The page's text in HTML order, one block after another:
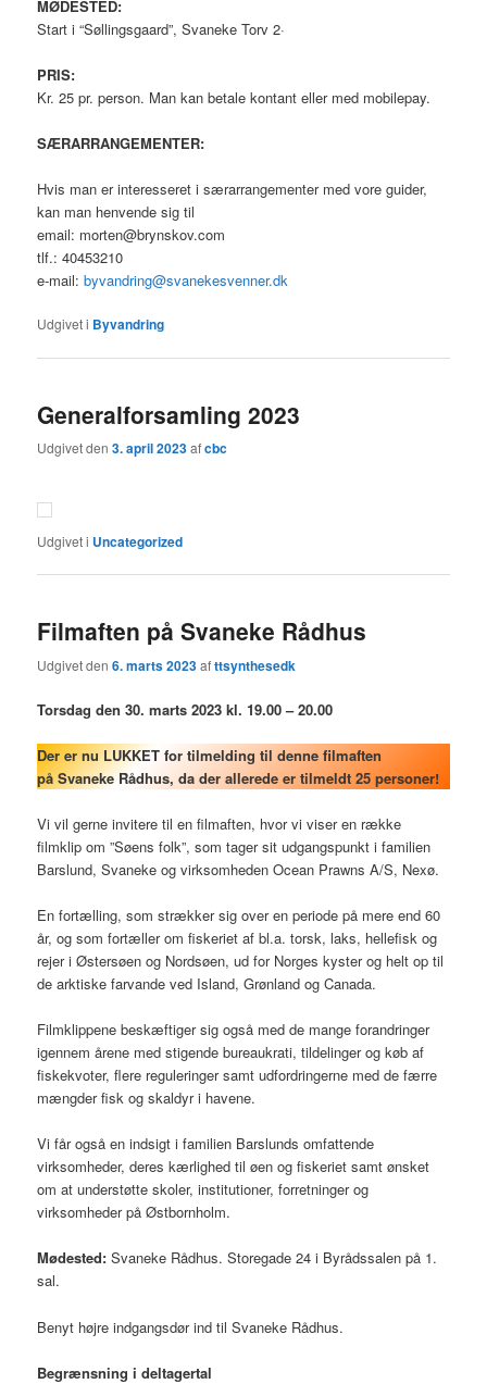
MØDESTED:
Start i “Søllingsgaard”, Svaneke Torv 2·
PRIS:
Kr. 25 pr. person. Man kan betale kontant eller med mobilepay.
SÆRARRANGEMENTER:
Hvis man er interesseret i særarrangementer med vore guider,
kan man henvende sig til
email: morten@brynskov.com
tlf.: 40453210
e-mail:byvandring@svanekesvenner.dk
Udgivet i Byvandring
Generalforsamling 2023
Udgivet den3. april 2023afcbc
Udgivet i Uncategorized
Filmaften på Svaneke Rådhus
Udgivet den6. marts 2023afttsynthesedk
Torsdag den 30. marts 2023 kl. 19.00 – 20.00
Der er nu LUKKET for tilmelding til denne filmaften
på Svaneke Rådhus, da der allerede er tilmeldt 25 personer!
Vi vil gerne invitere til en filmaften, hvor vi viser en række
filmklip om ”Søens folk”, som tager sit udgangspunkt i familien
Barslund, Svaneke og virksomheden Ocean Prawns A/S, Nexø.
En fortælling, som strækker sig over en periode på mere end 60
år, og som fortæller om fiskeriet af bl.a. torsk, laks, hellefisk og
rejer i Østersøen og Nordsøen, ud for Norges kyster og helt op til
de arktiske farvande ved Island, Grønland og Canada.
Filmklippene beskæftiger sig også med de mange forandringer
igennem årene med stigende bureaukrati, tildelinger og køb af
fiskekvoter, flere reguleringer samt udfordringerne med de færre
mængder fisk og skaldyr i havene.
Vi får også en indsigt i familien Barslunds omfattende
virksomheder, deres kærlighed til øen og fiskeriet samt ønsket
om at understøtte skoler, institutioner, forretninger og
virksomheder på Østbornholm.
Mødested: Svaneke Rådhus. Storegade 24 i Byrådssalen på 1.
sal.
Benyt højre indgangsdør ind til Svaneke Rådhus.
Begrænsning i deltagertal